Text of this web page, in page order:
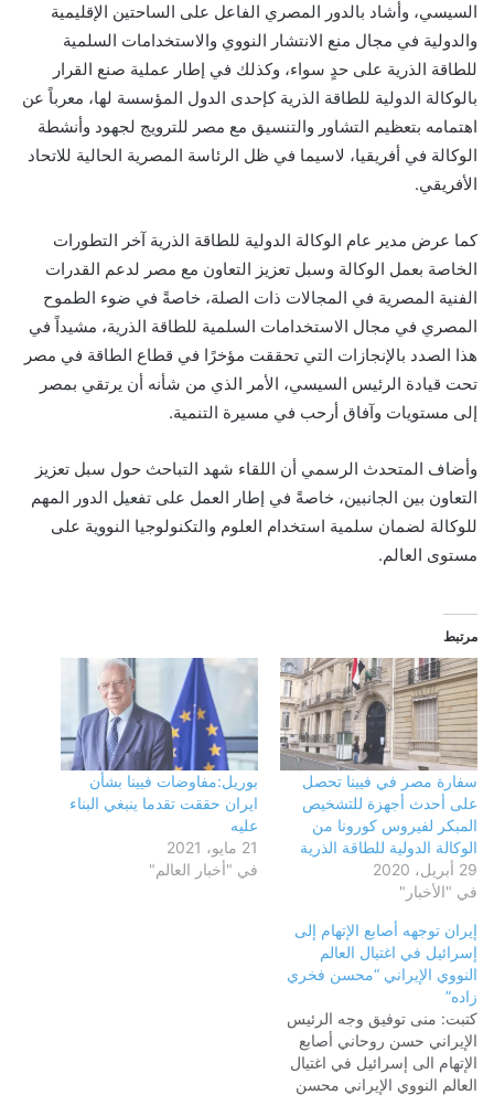
السيسي، وأشاد بالدور المصري الفاعل على الساحتين الإقليمية
والدولية في مجال منع الانتشار النووي والاستخدامات السلمية
للطاقة الذرية على حدٍ سواء، وكذلك في إطار عملية صنع القرار
بالوكالة الدولية للطاقة الذرية كإحدى الدول المؤسسة لها، معرباً عن
اهتمامه بتعظيم التشاور والتنسيق مع مصر للترويج لجهود وأنشطة
الوكالة في أفريقيا، لاسيما في ظل الرئاسة المصرية الحالية للاتحاد
الأفريقي.
كما عرض مدير عام الوكالة الدولية للطاقة الذرية آخر التطورات
الخاصة بعمل الوكالة وسبل تعزيز التعاون مع مصر لدعم القدرات
الفنية المصرية في المجالات ذات الصلة، خاصةً في ضوء الطموح
المصري في مجال الاستخدامات السلمية للطاقة الذرية، مشيداً في
هذا الصدد بالإنجازات التي تحققت مؤخرًا في قطاع الطاقة في مصر
تحت قيادة الرئيس السيسي، الأمر الذي من شأنه أن يرتقي بمصر
إلى مستويات وآفاق أرحب في مسيرة التنمية.
وأضاف المتحدث الرسمي أن اللقاء شهد التباحث حول سبل تعزيز
التعاون بين الجانبين، خاصةً في إطار العمل على تفعيل الدور المهم
للوكالة لضمان سلمية استخدام العلوم والتكنولوجيا النووية على
مستوى العالم.
مرتبط
سفارة مصر في فيينا تحصل
على أحدث أجهزة للتشخيص
المبكر لفيروس كورونا من
الوكالة الدولية للطاقة الذرية
29 أبريل، 2020
في "الأخبار"
بوريل:مفاوضات فيينا بشأن
ايران حققت تقدما ينبغي البناء
عليه
21 مايو، 2021
في "أخبار العالم"
إيران توجهه أصابع الإتهام إلى
إسرائيل في اغتيال العالم
النووي الإيراني “محسن فخري
زاده”
كتبت: منى توفيق وجه الرئيس
الإيراني حسن روحاني أصابع
الإتهام الى إسرائيل في اغتيال
العالم النووي الإيراني محسن